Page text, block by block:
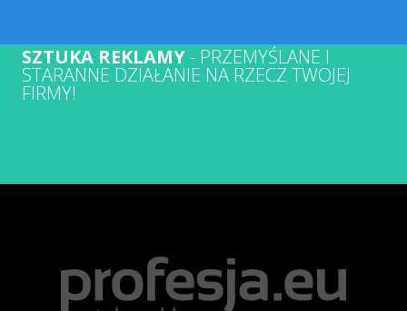
SZTUKA REKLAMY- PRZEMYŚLANE I
STARANNE DZIAŁANIE NA RZECZ TWOJEJ
FIRMY!